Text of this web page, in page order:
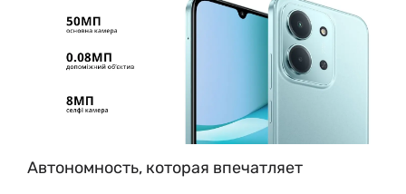
Автономность, которая впечатляет